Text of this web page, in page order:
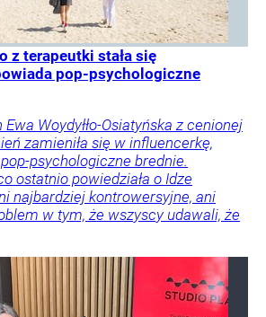
z terapeutki stała się
pop-psychologiczne
Woydyłło-Osiatyńska z cenionej
zamieniła się w influencerkę,
psychologiczne brednie.
ostatnio powiedziała o Idze
najbardziej kontrowersyjne, ani
w tym, że wszyscy udawali, że